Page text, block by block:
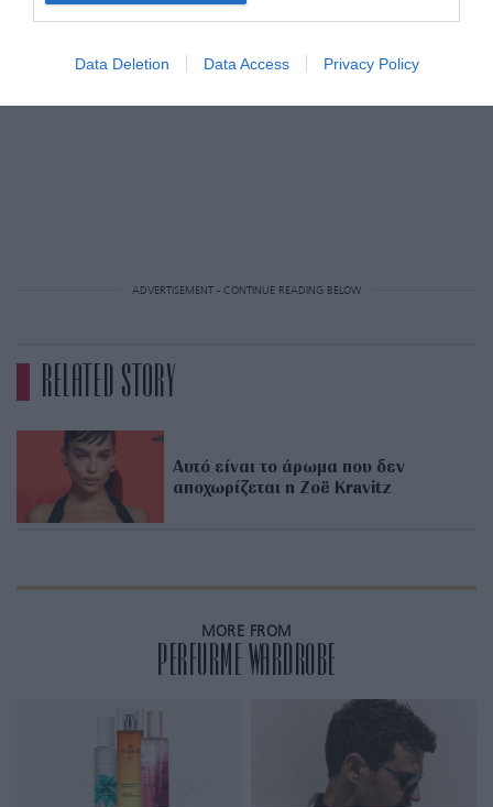
Data Deletion Data Access Privacy Policy
ADVERTISEMENT - CONTINUE READING BELOW
RELATED STORY
Αυτό είναι το άρωμα που δεν
αποχωρίζεται η Zoë Kravitz
MORE FROM
PERFURME WARDROBE